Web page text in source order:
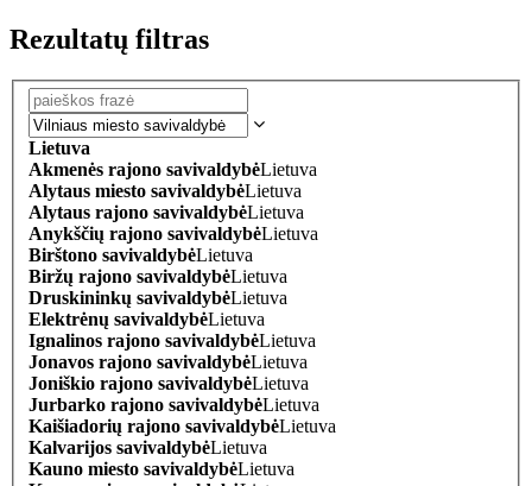
Rezultatų filtras
Lietuva
Akmenės rajono savivaldybėLietuva
Alytaus miesto savivaldybėLietuva
Alytaus rajono savivaldybėLietuva
Anykščių rajono savivaldybėLietuva
Birštono savivaldybėLietuva
Biržų rajono savivaldybėLietuva
Druskininkų savivaldybėLietuva
Elektrėnų savivaldybėLietuva
Ignalinos rajono savivaldybėLietuva
Jonavos rajono savivaldybėLietuva
Joniškio rajono savivaldybėLietuva
Jurbarko rajono savivaldybėLietuva
Kaišiadorių rajono savivaldybėLietuva
Kalvarijos savivaldybėLietuva
Kauno miesto savivaldybėLietuva